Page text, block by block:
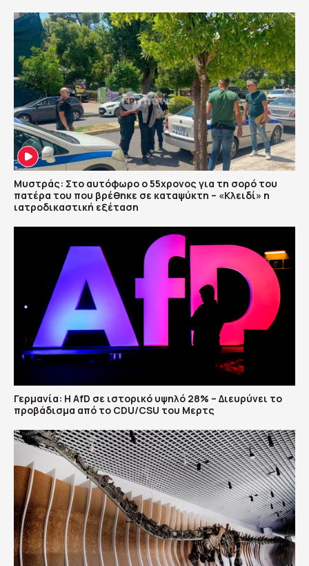
Μυστράς: Στο αυτόφωρο ο 55χρονος για τη σορό του
πατέρα του που βρέθηκε σε καταψύκτη – «Κλειδί» η
ιατροδικαστική εξέταση
Γερμανία: Η AfD σε ιστορικό υψηλό 28% – Διευρύνει το
προβάδισμα από το CDU/CSU του Μερτς